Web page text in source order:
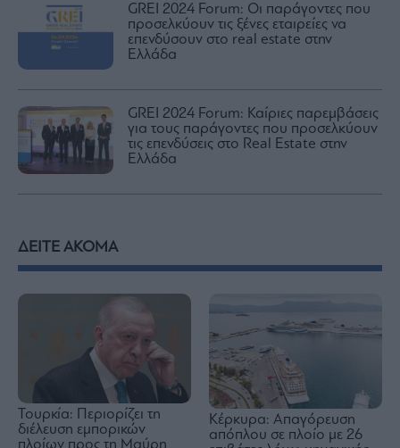
GREI 2024 Forum: Οι παράγοντες που
προσελκύουν τις ξένες εταιρείες να
επενδύσουν στο real estate στην
Ελλάδα
GREI 2024 Forum: Καίριες παρεμβάσεις
για τους παράγοντες που προσελκύουν
τις επενδύσεις στο Real Estate στην
Ελλάδα
ΔΕΙΤΕ ΑΚΟΜΑ
Τουρκία: Περιορίζει τη
διέλευση εμπορικών
πλοίων προς τη Μαύρη
Κέρκυρα: Απαγόρευση
απόπλου σε πλοίο με 26